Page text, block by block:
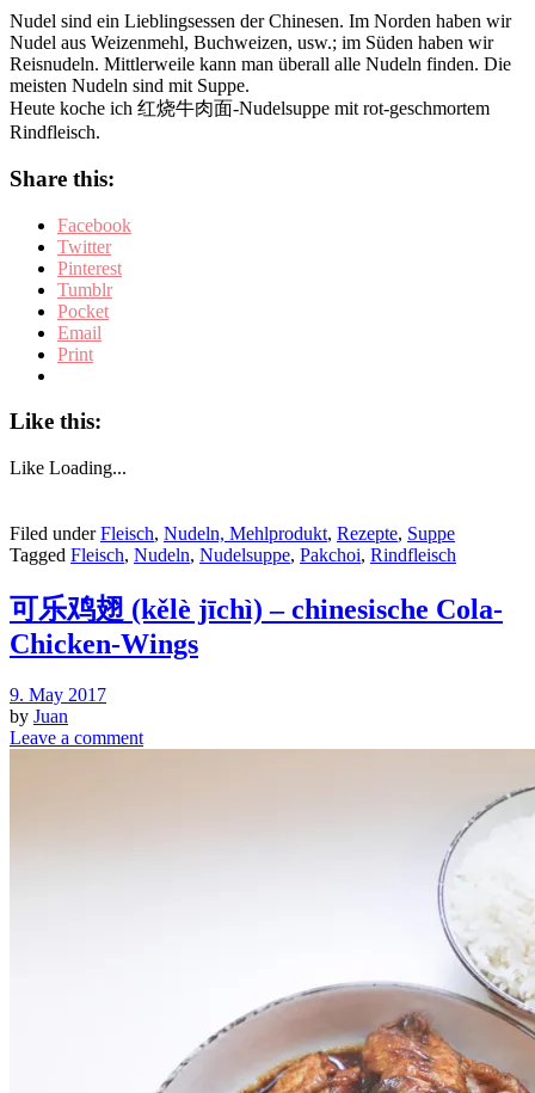
Nudel sind ein Lieblingsessen der Chinesen. Im Norden haben wir
Nudel aus Weizenmehl, Buchweizen, usw.; im Süden haben wir
Reisnudeln. Mittlerweile kann man überall alle Nudeln finden. Die
meisten Nudeln sind mit Suppe.
Heute koche ich 红烧牛肉面-Nudelsuppe mit rot-geschmortem
Rindfleisch.
Share this:
Facebook
Twitter
Pinterest
Tumblr
Pocket
Email
Print
Like this:
Like Loading...
Filed underFleisch, Nudeln, Mehlprodukt, Rezepte, Suppe
Tagged Fleisch, Nudeln, Nudelsuppe, Pakchoi, Rindfleisch
可乐鸡翅 (kělè jīchì) – chinesische Cola-
Chicken-Wings
9. May 2017
by Juan
Leave a comment